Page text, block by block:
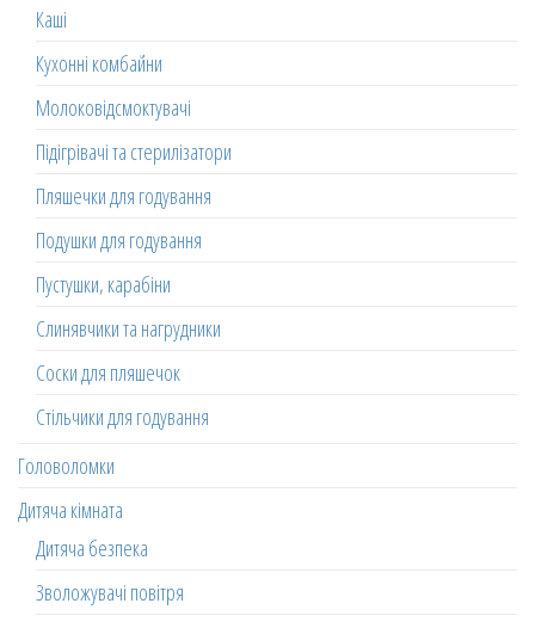
Каші
Кухонні комбайни
Молоковідсмоктувачі
Підігрівачі та стерилізатори
Пляшечки для годування
Подушки для годування
Пустушки, карабіни
Слинявчики та нагрудники
Соски для пляшечок
Стільчики для годування
Головоломки
Дитяча кімната
Дитяча безпека
Зволожувачі повітря